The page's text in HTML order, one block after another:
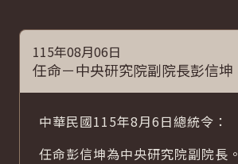
115年08月06日
任命－中央研究院副院長彭信坤
中華民國115年8月6日總統令：
任命彭信坤為中央研究院副院長。